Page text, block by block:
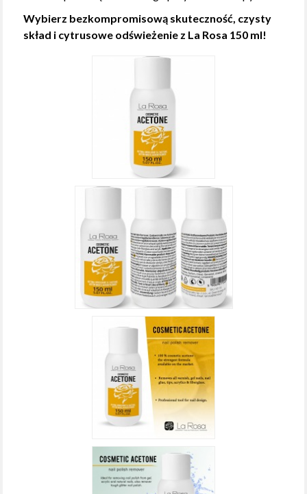
Wybierz bezkompromisową skuteczność, czysty
skład i cytrusowe odświeżenie z La Rosa 150 ml!